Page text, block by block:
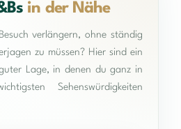
in der Nähe
verlängern, ohne ständig
zu müssen? Hier sind ein
Lage, in denen du ganz in
Sehenswürdigkeiten